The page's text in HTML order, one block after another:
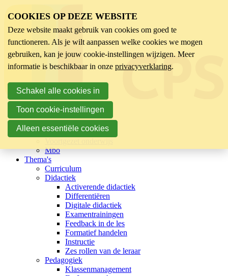
Sector
Kinderopvang
Basisonderwijs
Mbo
Thema's
Curriculum
Didactiek
Activerende didactiek
Differentiëren
Digitale didactiek
Examentrainingen
Feedback in de les
Formatief handelen
Instructie
Zes rollen van de leraar
Pedagogiek
Klassenmanagement
COOKIES OP DEZE WEBSITE
Deze website maakt gebruik van cookies om goed te
functioneren. Als je wilt aanpassen welke cookies we mogen
gebruiken, kan je jouw cookie-instellingen wijzigen. Meer
informatie is beschikbaar in onze privacyverklaring.
Schakel alle cookies in
Toon cookie-instellingen
Alleen essentiële cookies